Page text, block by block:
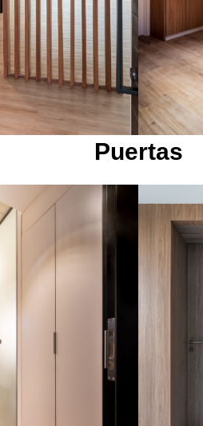
Puertas